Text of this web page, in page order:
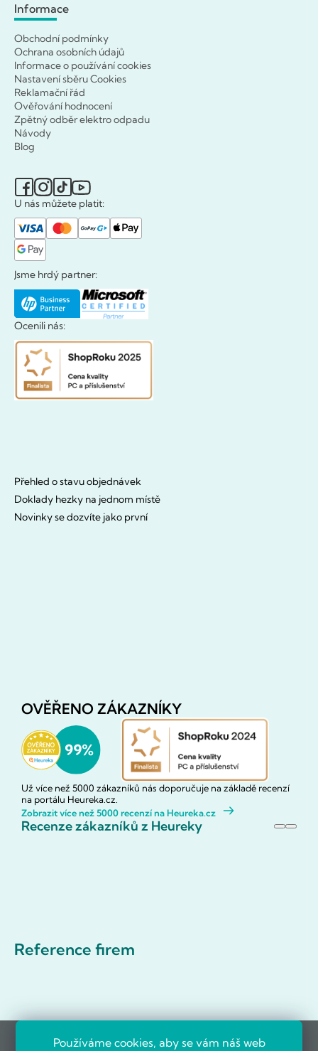
Používáme cookies, aby se vám náš web
Informace
Obchodní podmínky
Ochrana osobních údajů
Informace o používání cookies
Nastavení sběru Cookies
Reklamační řád
Ověřování hodnocení
Zpětný odběr elektro odpadu
Návody
Blog
U nás můžete platit:
Jsme hrdý partner:
Ocenili nás:
Přehled o stavu objednávek
Doklady hezky na jednom místě
Novinky se dozvíte jako první
OVĚŘENO ZÁKAZNÍKY
Už více než 5000 zákazníků nás doporučuje na základě recenzí
na portálu Heureka.cz.
Zobrazit více než 5000 recenzí na Heureka.cz
Recenze zákazníků z Heureky
Reference firem